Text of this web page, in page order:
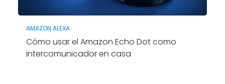
AMAZON ALEXA
Cómo usar el Amazon Echo Dot como
intercomunicador en casa